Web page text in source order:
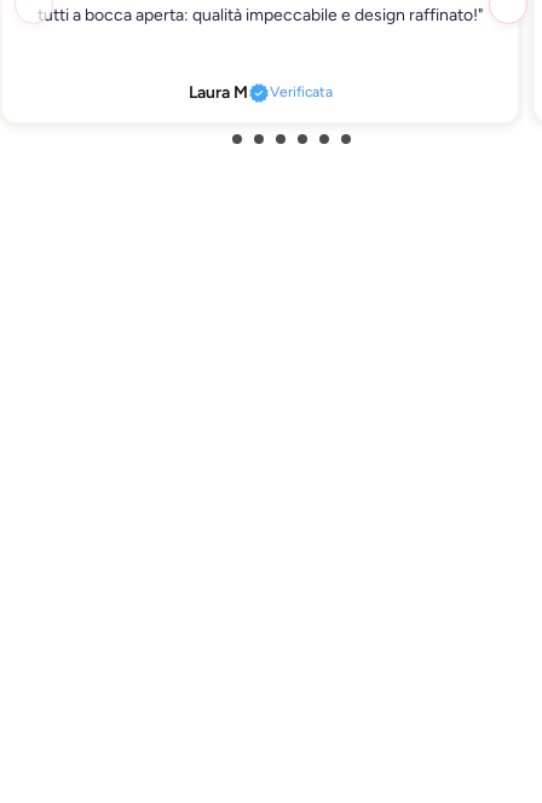
tutti a bocca aperta: qualità impeccabile e design raffinato!"
Laura M Verificata